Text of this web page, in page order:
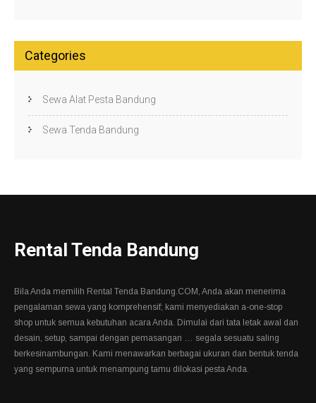
Categories
Sewa Alat Pesta Bandung
Sewa Tenda Bandung
Rental Tenda Bandung
Bila Anda memilih Rental Tenda Bandung.COM, Anda akan menerima
pengalaman sewa yang komprehensif; kami menyediakan a-one-stop
shop untuk semua kebutuhan acara Anda. Dimulai dari tata letak awal dan
desain, setup, sampai dengan pemasangan … segala sesuatu saling
berkesinambungan. Kami menawarkan berbagai ukuran dan bentuk tenda
yang sempurna untuk menampung tamu dilokasi pesta Anda.